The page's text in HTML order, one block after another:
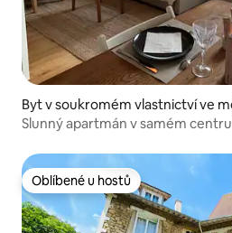
Byt v soukromém vlastnictví ve
rg
Slunný apartmán v samém
Oblíbené u hostů
Oblíbené u hostů